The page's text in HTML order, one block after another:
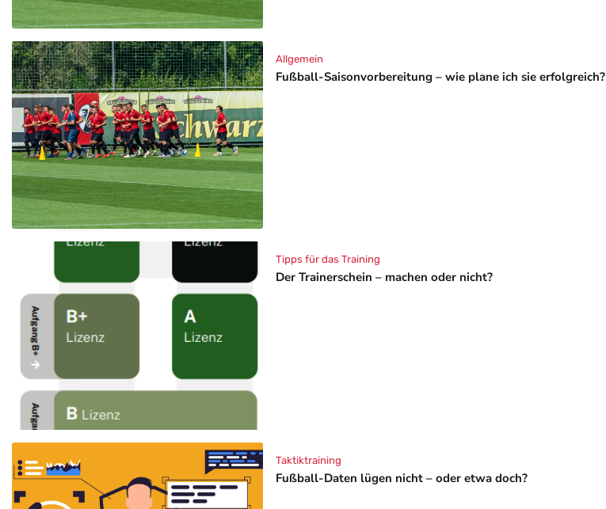
Fußball-Saisonvorbereitung – wie plane ich sie erfolgreich?
Allgemein
Der Trainerschein – machen oder nicht?
Tipps für das Training
Fußball-Daten lügen nicht – oder etwa doch?
Taktiktraining